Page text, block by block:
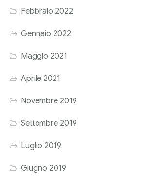
Corriere tributario
Editore Euroconference
Il Giornale del Revisore
Forum Fiscale
Articoli
Febbraio 2022
Gennaio 2022
Maggio 2021
Aprile 2021
Novembre 2019
Settembre 2019
Luglio 2019
Giugno 2019